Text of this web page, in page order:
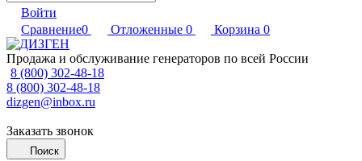
Войти
Сравнение0 Отложенные 0 Корзина 0
Продажа и обслуживание генераторов по всей России
8 (800) 302-48-18
8 (800) 302-48-18
dizgen@inbox.ru
Заказать звонок
Поиск